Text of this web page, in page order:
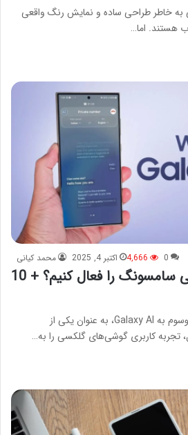
به خاطر طراحی ساده و نمایش رنگ واقعی
هستند. اما…
محمد کیانی اکتبر 4, 2025 0
4,666
چگونه هوش مصنوعی سامسونگ را فعال کنیم؟ + 10
هوش مصنوعی سامسونگ، موسوم به Galaxy AI، به عنوان یکی از
تجربه کاربری گوشی‌های گلکسی را به…